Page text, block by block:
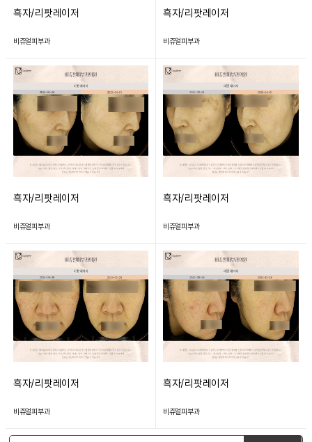
흑자/리팟레이저
비쥬얼피부과
흑자/리팟레이저
비쥬얼피부과
흑자/리팟레이저
비쥬얼피부과
흑자/리팟레이저
비쥬얼피부과
흑자/리팟레이저
비쥬얼피부과
흑자/리팟레이저
비쥬얼피부과